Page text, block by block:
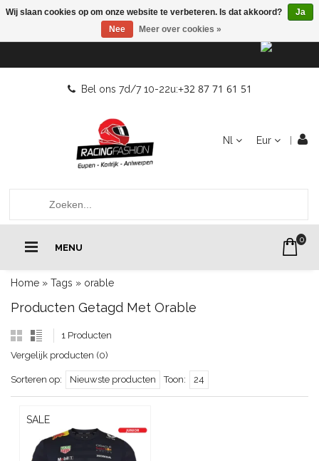
Bel ons 7d/7 10-22u:+32 87 71 61 51
Nl Eur
MENU
0
Home » Tags » orable
Producten Getagd Met Orable
1 Producten
Vergelijk producten (0)
Sorteren op: Nieuwste producten Toon: 24
SALE
Wij slaan cookies op om onze website te verbeteren. Is dat akkoord?
Ja
Nee
Meer over cookies »